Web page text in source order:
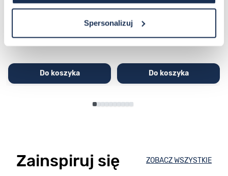
Spersonalizuj
Do koszyka
296,00 zł
Do koszyka
Zainspiruj się ZOBACZ WSZYSTKIE